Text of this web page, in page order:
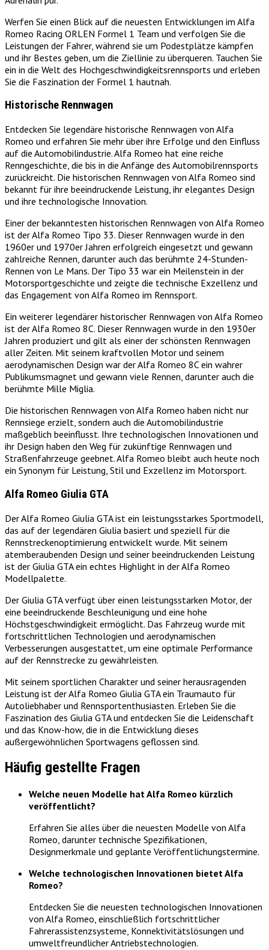
Werfen Sie einen Blick auf die neuesten Entwicklungen im Alfa
Romeo Racing ORLEN Formel 1 Team und verfolgen Sie die
Leistungen der Fahrer, während sie um Podestplätze kämpfen
und ihr Bestes geben, um die Ziellinie zu überqueren. Tauchen Sie
ein in die Welt des Hochgeschwindigkeitsrennsports und erleben
Sie die Faszination der Formel 1 hautnah.
Historische Rennwagen
Entdecken Sie legendäre historische Rennwagen von Alfa
Romeo und erfahren Sie mehr über ihre Erfolge und den Einfluss
auf die Automobilindustrie. Alfa Romeo hat eine reiche
Renngeschichte, die bis in die Anfänge des Automobilrennsports
zurückreicht. Die historischen Rennwagen von Alfa Romeo sind
bekannt für ihre beeindruckende Leistung, ihr elegantes Design
und ihre technologische Innovation.
Einer der bekanntesten historischen Rennwagen von Alfa Romeo
ist der Alfa Romeo Tipo 33. Dieser Rennwagen wurde in den
1960er und 1970er Jahren erfolgreich eingesetzt und gewann
zahlreiche Rennen, darunter auch das berühmte 24-Stunden-
Rennen von Le Mans. Der Tipo 33 war ein Meilenstein in der
Motorsportgeschichte und zeigte die technische Exzellenz und
das Engagement von Alfa Romeo im Rennsport.
Ein weiterer legendärer historischer Rennwagen von Alfa Romeo
ist der Alfa Romeo 8C. Dieser Rennwagen wurde in den 1930er
Jahren produziert und gilt als einer der schönsten Rennwagen
aller Zeiten. Mit seinem kraftvollen Motor und seinem
aerodynamischen Design war der Alfa Romeo 8C ein wahrer
Publikumsmagnet und gewann viele Rennen, darunter auch die
berühmte Mille Miglia.
Die historischen Rennwagen von Alfa Romeo haben nicht nur
Rennsiege erzielt, sondern auch die Automobilindustrie
maßgeblich beeinflusst. Ihre technologischen Innovationen und
ihr Design haben den Weg für zukünftige Rennwagen und
Straßenfahrzeuge geebnet. Alfa Romeo bleibt auch heute noch
ein Synonym für Leistung, Stil und Exzellenz im Motorsport.
Alfa Romeo Giulia GTA
Der Alfa Romeo Giulia GTA ist ein leistungsstarkes Sportmodell,
das auf der legendären Giulia basiert und speziell für die
Rennstreckenoptimierung entwickelt wurde. Mit seinem
atemberaubenden Design und seiner beeindruckenden Leistung
ist der Giulia GTA ein echtes Highlight in der Alfa Romeo
Modellpalette.
Der Giulia GTA verfügt über einen leistungsstarken Motor, der
eine beeindruckende Beschleunigung und eine hohe
Höchstgeschwindigkeit ermöglicht. Das Fahrzeug wurde mit
fortschrittlichen Technologien und aerodynamischen
Verbesserungen ausgestattet, um eine optimale Performance
auf der Rennstrecke zu gewährleisten.
Mit seinem sportlichen Charakter und seiner herausragenden
Leistung ist der Alfa Romeo Giulia GTA ein Traumauto für
Autoliebhaber und Rennsportenthusiasten. Erleben Sie die
Faszination des Giulia GTA und entdecken Sie die Leidenschaft
und das Know-how, die in die Entwicklung dieses
außergewöhnlichen Sportwagens geflossen sind.
Häufig gestellte Fragen
Welche neuen Modelle hat Alfa Romeo kürzlich
veröffentlicht?
Erfahren Sie alles über die neuesten Modelle von Alfa
Romeo, darunter technische Spezifikationen,
Designmerkmale und geplante Veröffentlichungstermine.
Welche technologischen Innovationen bietet Alfa
Romeo?
Entdecken Sie die neuesten technologischen Innovationen
von Alfa Romeo, einschließlich fortschrittlicher
Fahrerassistenzsysteme, Konnektivitätslösungen und
umweltfreundlicher Antriebstechnologien.